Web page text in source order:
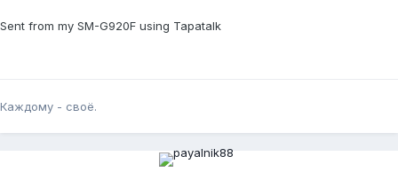
Sent from my SM-G920F using Tapatalk
Каждому - своё.